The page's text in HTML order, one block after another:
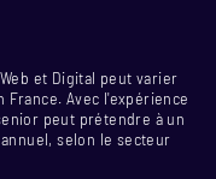
et Digital peut varier
Avec l'expérience
peut prétendre à un
selon le secteur